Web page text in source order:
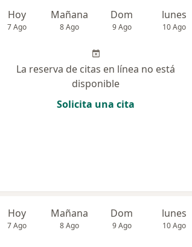
Hoy
7 Ago
Mañana
8 Ago
Dom
9 Ago
lunes
10 Ago
La reserva de citas en línea no está
disponible
Solicita una cita
Hoy
7 Ago
Mañana
8 Ago
Dom
9 Ago
lunes
10 Ago